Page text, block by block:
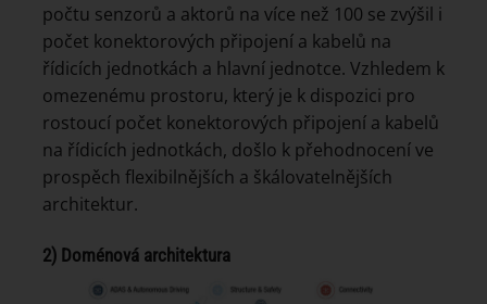
počtu senzorů a aktorů na více než 100 se zvýšil i
počet konektorových připojení a kabelů na
řídicích jednotkách a hlavní jednotce. Vzhledem k
omezenému prostoru, který je k dispozici pro
rostoucí počet konektorových připojení a kabelů
na řídicích jednotkách, došlo k přehodnocení ve
prospěch flexibilnějších a škálovatelnějších
architektur.
2) Doménová architektura